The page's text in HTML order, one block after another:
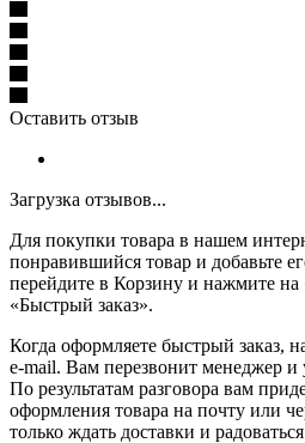
Оставить отзыв
Загрузка отзывов...
Для покупки товара в нашем
понравившийся товар и добавьте
перейдите в Корзину и нажмите
«Быстрый заказ».
Когда оформляете быстрый
e-mail. Вам перезвонит менеджер и
По результатам разговора вам
оформления товара на почту или
только ждать доставки и